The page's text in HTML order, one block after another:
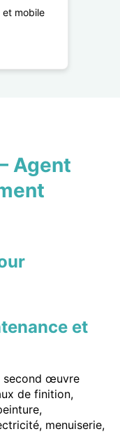
et mobile
Agent
et
second œuvre
de finition,
menuiserie,